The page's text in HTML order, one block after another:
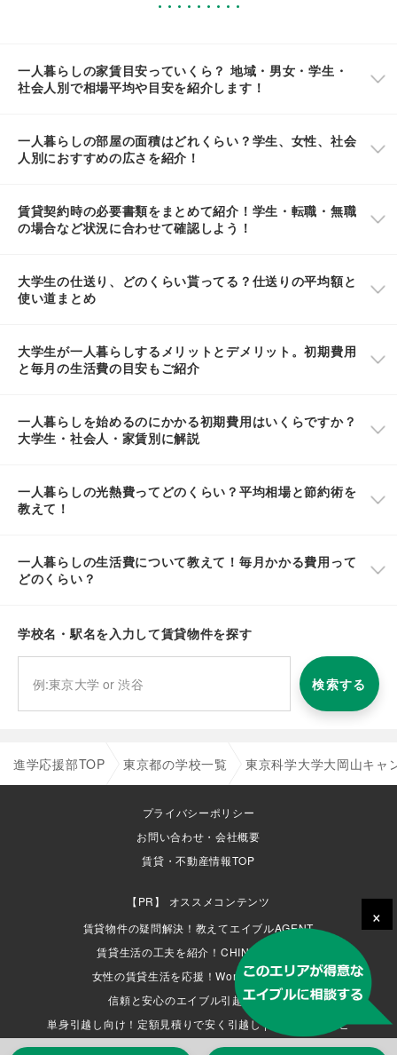
×
一人暮らしの家賃目安っていくら？ 地域・男女・学生・
社会人別で相場平均や目安を紹介します！
一人暮らしの部屋の面積はどれくらい？学生、女性、社会
人別におすすめの広さを紹介！
賃貸契約時の必要書類をまとめて紹介！学生・転職・無職
の場合など状況に合わせて確認しよう！
大学生の仕送り、どのくらい貰ってる？仕送りの平均額と
使い道まとめ
大学生が一人暮らしするメリットとデメリット。初期費用
と毎月の生活費の目安もご紹介
一人暮らしを始めるのにかかる初期費用はいくらですか？
大学生・社会人・家賃別に解説
一人暮らしの光熱費ってどのくらい？平均相場と節約術を
教えて！
一人暮らしの生活費について教えて！毎月かかる費用って
どのくらい？
学校名・駅名を入力して賃貸物件を探す
検索する
進学応援部TOP 東京都の学校一覧 東京科学大学大岡山キャ
プライバシーポリシー
お問い合わせ・会社概要
賃貸・不動産情報TOP
オススメコンテンツ
賃貸物件の疑問解決！教えてエイブルAGENT
賃貸生活の工夫を紹介！CHINTAI情報局
女性の賃貸生活を応援！Woman.CHINTAI
信頼と安心のエイブル引越サービス
単身引越し向け！定額見積りで安く引越し | 単身引越しナビ